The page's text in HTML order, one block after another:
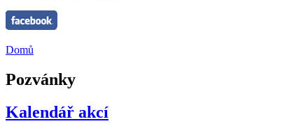
Domů
Pozvánky
Kalendář akcí